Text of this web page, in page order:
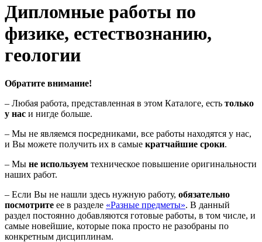
Дипломные работы по
физике, естествознанию,
геологии
Обратите внимание!
– Любая работа, представленная в этом Каталоге, есть только
у нас и нигде больше.
– Мы не являемся посредниками, все работы находятся у нас,
и Вы можете получить их в самые кратчайшие сроки.
– Мы не используем техническое повышение оригинальности
наших работ.
– Если Вы не нашли здесь нужную работу, обязательно
посмотрите ее в разделе «Разные предметы». В данный
раздел постоянно добавляются готовые работы, в том числе, и
самые новейшие, которые пока просто не разобраны по
конкретным дисциплинам.